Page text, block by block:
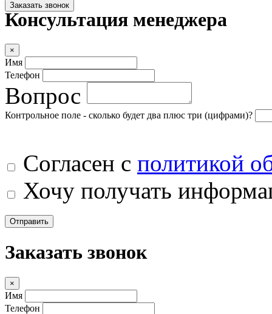
Заказать звонок
Консультация менеджера
×
Имя
Телефон
Вопрос
Контрольное поле - сколько будет два плюс три (цифрами)?
Согласен с политикой
Хочу получать
Отправить
Заказать звонок
×
Имя
Телефон